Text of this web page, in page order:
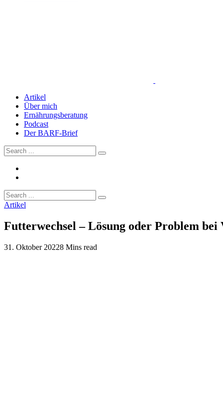
Artikel
Über mich
Ernährungsberatung
Podcast
Der BARF-Brief
Artikel
Futterwechsel – Lösung oder Problem bei
31. Oktober 20228 Mins read